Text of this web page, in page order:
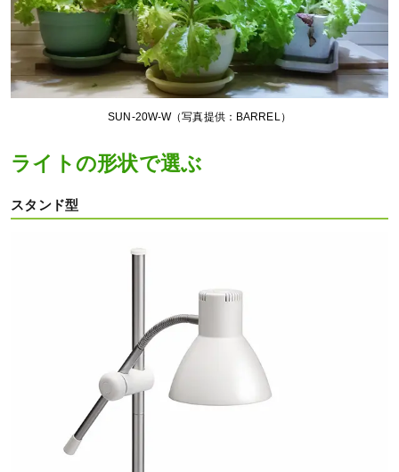
SUN-20W-W（写真提供：BARREL）
ライトの形状で選ぶ
スタンド型